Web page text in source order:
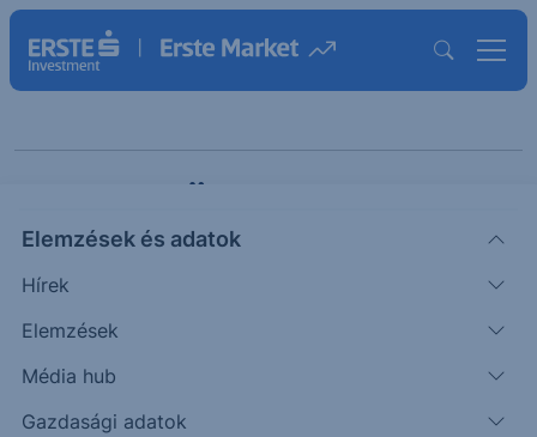
Elemzések és adatok
Hírek
Elemzések
Média hub
Gazdasági adatok